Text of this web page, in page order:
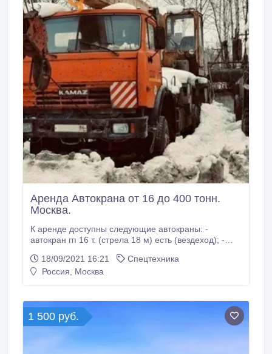
Аренда Автокрана от 16 до 400 тoнн.
Москва.
К аренде доступны следующие автокраны: -
автокран гп 16 т. (стрела 18 м) есть (вездеход); -
автокран гп 25 т. (стрела 28 м) есть (вездеход); -
автокран гп 32 т. (стрела 31 м) есть (вездеход); -
18/09/2021 16:21
Спецтехника
Россия, Москва
1 500 руб.